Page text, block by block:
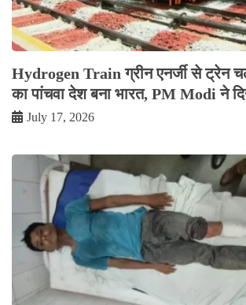
Hydrogen Train ग्रीन एनर्जी से ट्रेन
का पांचवा देश बना भारत, PM Modi ने
July 17, 2026